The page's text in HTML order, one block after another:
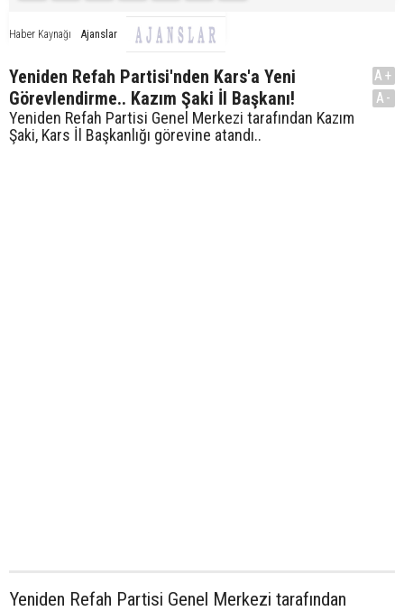
Haber Kaynağı Ajanslar
Yeniden Refah Partisi'nden Kars'a Yeni
Görevlendirme.. Kazım Şaki İl Başkanı!
Yeniden Refah Partisi Genel Merkezi tarafından Kazım
Şaki, Kars İl Başkanlığı görevine atandı..
A+
A-
Yeniden Refah Partisi Genel Merkezi tarafından